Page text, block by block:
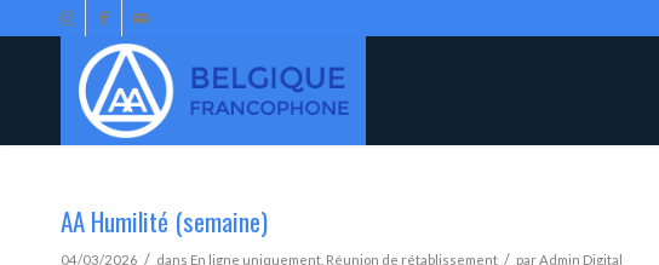
AA Humilité (semaine)
04/03/2026 / dans En ligne uniquement Réunion de rétablissement / parAdmin Digital